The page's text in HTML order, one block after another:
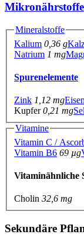
Mikronährstoffe
Mineralstoffe
Kalium 0,36 g
Natrium 1 mg
Spurenelemente
Zink 1,12 mgEisen
Kupfer0,21 mg
Vitamine
Vitamin C /
Vitamin B6 69 µg
Vitaminähnliche
Cholin 32,6 mg
Sekundäre